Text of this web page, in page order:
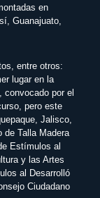
en
Guanajuato,
entre otros:
lugar en la
por el
pero este
Jalisco,
de Talla Madera
Estímulos al
y las Artes
al Desarrolló
Ciudadano